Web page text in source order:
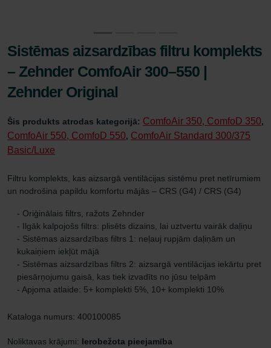
Sistēmas aizsardzības filtru komplekts
– Zehnder ComfoAir 300–550 |
Zehnder Original
Šis produkts atrodas kategorijā: ComfoAir 350, ComfoD 350,
ComfoAir 550, ComfoD 550, ComfoAir Standard 300/375
Basic/Luxe
Filtru komplekts, kas aizsargā ventilācijas sistēmu pret netīrumiem
un nodrošina papildu komfortu mājās – CRS (G4) / CRS (G4)
- Oriģinālais filtrs, ražots Zehnder
- Ilgāk kalpojošs filtrs: plisēts dizains, lai uztvertu vairāk daļiņu
- Sistēmas aizsardzības filtrs 1: neļauj rupjām daļiņām un
kukaiņiem iekļūt mājā
- Sistēmas aizsardzības filtrs 2: aizsargā ventilācijas iekārtu pret
piesārņojumu gaisā, kas tiek izvadīts no jūsu telpām
- Apjoma atlaide: 5+ komplekti 5%, 10+ komplekti 10%
Kataloga numurs: 400100085
Noliktavas krājumi: Ierobežota pieejamība